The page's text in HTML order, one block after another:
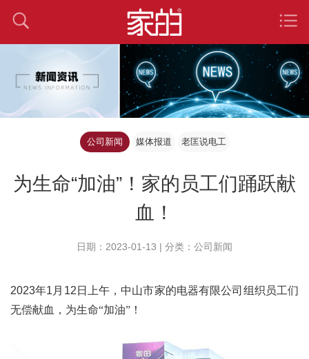
公司新闻 媒体报道 老匡说电工
为生命“加油”！家的员工们踊跃献
血！
日期：2023-01-13 | 分类：公司新闻
2023年1 月 12 日上午，中山市家的电器有限公司组织员工们
无偿献血，为生命“加油”！